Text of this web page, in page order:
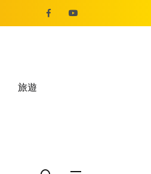
旅遊